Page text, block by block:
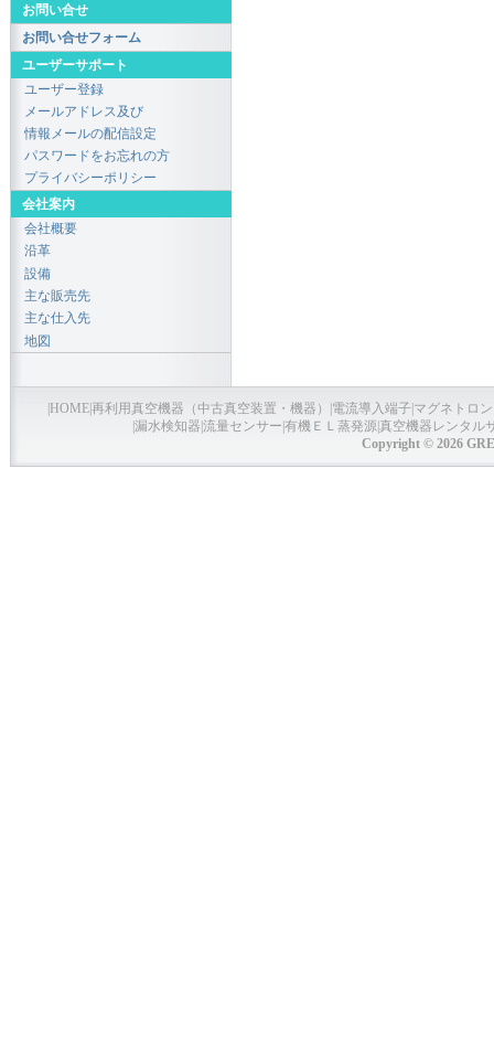
お問い合せ
お問い合せフォーム
ユーザーサポート
ユーザー登録
メールアドレス及び
情報メールの配信設定
パスワードをお忘れの方
プライバシーポリシー
会社案内
会社概要
沿革
設備
主な販売先
主な仕入先
地図
HOME再利用真空機器（中古真空装置・機器） 電流導入端子 マグネトロ
漏水検知器 流量センサー 有機ＥＬ蒸発源真空機器レンタル
Copyright © 2026